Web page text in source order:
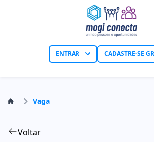
ENTRAR CADASTRE-SE
Vaga
Voltar